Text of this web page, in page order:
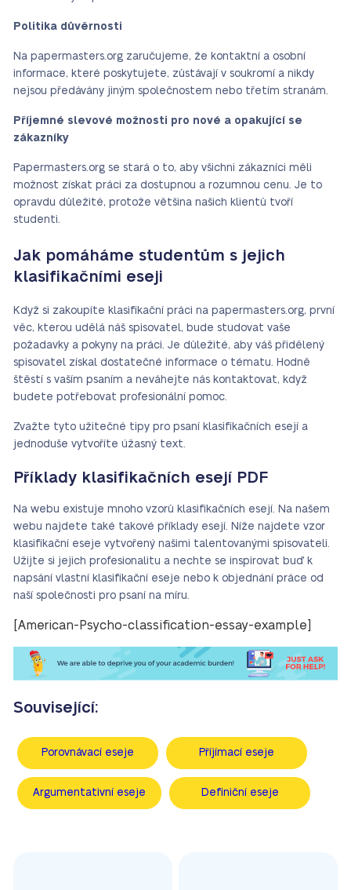
Politika důvěrnosti
Na papermasters.org zaručujeme, že kontaktní a osobní
informace, které poskytujete, zůstávají v soukromí a nikdy
nejsou předávány jiným společnostem nebo třetím stranám.
Příjemné slevové možnosti pro nové a opakující se
zákazníky
Papermasters.org se stará o to, aby všichni zákazníci měli
možnost získat práci za dostupnou a rozumnou cenu. Je to
opravdu důležité, protože většina našich klientů tvoří
studenti.
Jak pomáháme studentům s jejich
klasifikačními eseji
Když si zakoupíte klasifikační práci na papermasters.org, první
věc, kterou udělá náš spisovatel, bude studovat vaše
požadavky a pokyny na práci. Je důležité, aby váš přidělený
spisovatel získal dostatečné informace o tématu. Hodně
štěstí s vaším psaním a neváhejte nás kontaktovat, když
budete potřebovat profesionální pomoc.
Zvažte tyto užitečné tipy pro psaní klasifikačních esejí a
jednoduše vytvoříte úžasný text.
Příklady klasifikačních esejí PDF
Na webu existuje mnoho vzorů klasifikačních esejí. Na našem
webu najdete také takové příklady esejí. Níže najdete vzor
klasifikační eseje vytvořený našimi talentovanými spisovateli.
Užijte si jejich profesionalitu a nechte se inspirovat buď k
napsání vlastní klasifikační eseje nebo k objednání práce od
naší společnosti pro psaní na míru.
[American-Psycho-classification-essay-example]
Související:
Porovnávací eseje Příjímací eseje
Argumentativní eseje Definiční eseje